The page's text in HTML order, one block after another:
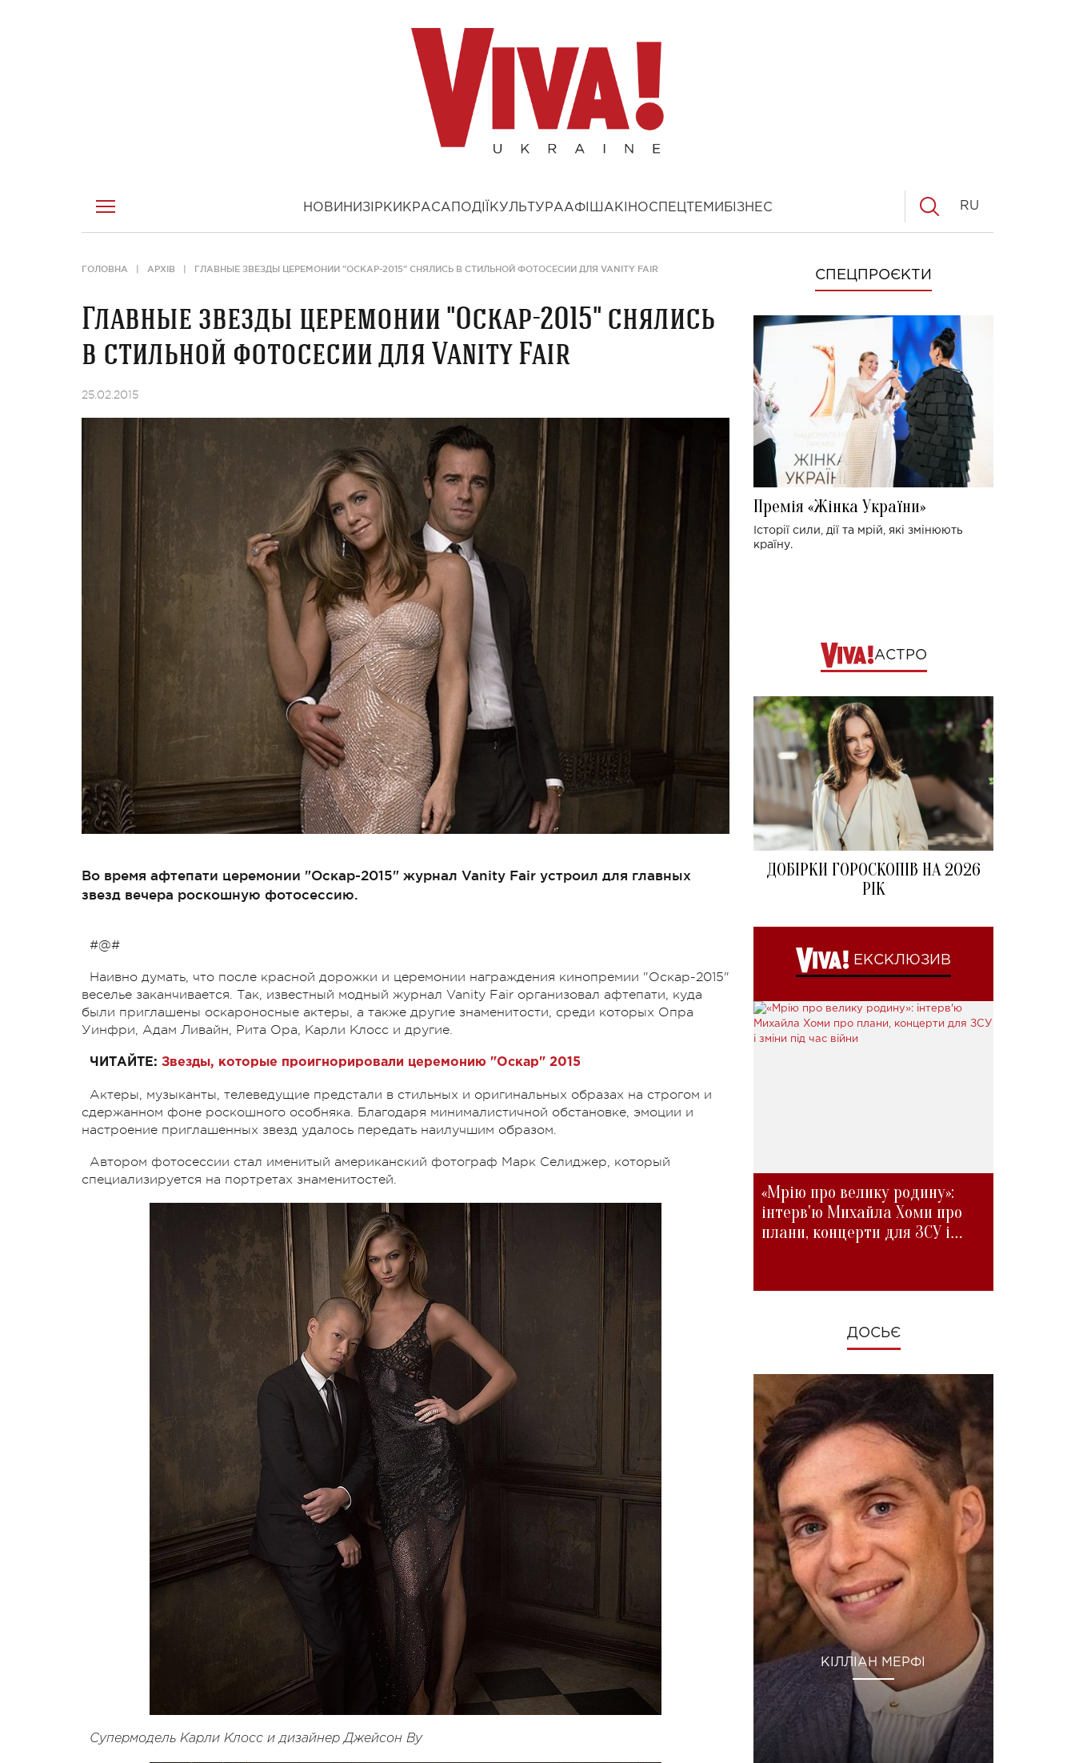
НОВИНИ ЗІРКИ КРАСА ПОДІЇ КУЛЬТУРААФІША КІНОСПЕЦТЕМИ БІЗНЕС RU
ГОЛОВНА АРХІВ ГЛАВНЫЕ ЗВЕЗДЫ ЦЕРЕМОНИИ "ОСКАР-2015" СНЯЛИСЬ В СТИЛЬНОЙ ФОТОСЕСИИ ДЛЯ VANITY FAIR
Главные звезды церемонии "Оскар-2015" снялись
в стильной фотосесии для Vanity Fair
25.02.2015
Во время афтепати церемонии "Оскар-2015" журнал Vanity Fair устроил для главных
звезд вечера роскошную фотосессию.
#@#
Наивно думать, что после красной дорожки и церемонии награждения кинопремии "Оскар-2015"
веселье заканчивается. Так, известный модный журнал Vanity Fair организовал афтепати, куда
были приглашены оскароносные актеры, а также другие знаменитости, среди которых Опра
Уинфри, Адам Ливайн, Рита Ора, Карли Клосс и другие.
ЧИТАЙТЕ: Звезды, которые проигнорировали церемонию "Оскар" 2015
Актеры, музыканты, телеведущие предстали в стильных и оригинальных образах на строгом и
сдержанном фоне роскошного особняка. Благодаря минималистичной обстановке, эмоции и
настроение приглашенных звезд удалось передать наилучшим образом.
Автором фотосессии стал именитый американский фотограф Марк Селиджер, который
специализируется на портретах знаменитостей.
Супермодель Карли Клосс и дизайнер Джейсон Ву
СПЕЦПРОЄКТИ
Премія «Жінка України»
Історії сили, дії та мрій, які змінюють
країну.
АСТРО
ДОБІРКИ ГОРОСКОПІВ НА 2026
РІК
ЕКСКЛЮЗИВ
«Мрію про велику родину»:
інтерв'ю Михайла Хоми про
плани, концерти для ЗСУ і
ДОСЬЄ
КІЛЛІАН МЕРФІ